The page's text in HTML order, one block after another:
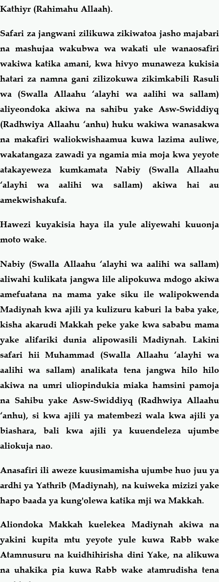
Kathiyr (Rahimahu Allaah).
Safari za jangwani zilikuwa zikiwatoa jasho majabari
na mashujaa wakubwa wa wakati ule wanaosafiri
wakiwa katika amani, kwa hivyo munaweza kukisia
hatari za namna gani zilizokuwa zikimkabili Rasuli
wa (Swalla Allaahu ‘alayhi wa aalihi wa sallam)
aliyeondoka akiwa na sahibu yake Asw-Swiddiyq
(Radhwiya Allaahu ‘anhu) huku wakiwa wanasakwa
na makafiri waliokwishaamua kuwa lazima auliwe,
wakatangaza zawadi ya ngamia mia moja kwa yeyote
atakayeweza kumkamata Nabiy (Swalla Allaahu
‘alayhi wa aalihi wa sallam) akiwa hai au
amekwishakufa.
Hawezi kuyakisia haya ila yule aliyewahi kuuonja
moto wake.
Nabiy (Swalla Allaahu ‘alayhi wa aalihi wa sallam)
aliwahi kulikata jangwa lile alipokuwa mdogo akiwa
amefuatana na mama yake siku ile walipokwenda
Madiynah kwa ajili ya kulizuru kaburi la baba yake,
kisha akarudi Makkah peke yake kwa sababu mama
yake alifariki dunia alipowasili Madiynah. Lakini
safari hii Muhammad (Swalla Allaahu ‘alayhi wa
aalihi wa sallam) analikata tena jangwa hilo hilo
akiwa na umri uliopindukia miaka hamsini pamoja
na Sahibu yake Asw-Swiddiyq (Radhwiya Allaahu
‘anhu), si kwa ajili ya matembezi wala kwa ajili ya
biashara, bali kwa ajili ya kuuendeleza ujumbe
aliokuja nao.
Anasafiri ili aweze kuusimamisha ujumbe huo juu ya
ardhi ya Yathrib (Madiynah), na kuiweka mizizi yake
hapo baada ya kung'olewa katika mji wa Makkah.
Aliondoka Makkah kuelekea Madiynah akiwa na
yakini kupita mtu yeyote yule kuwa Rabb wake
Atamnusuru na kuidhihirisha dini Yake, na alikuwa
na uhakika pia kuwa Rabb wake atamrudisha tena